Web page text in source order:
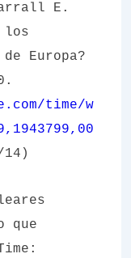
E.
los
Europa?
time/w
que
: